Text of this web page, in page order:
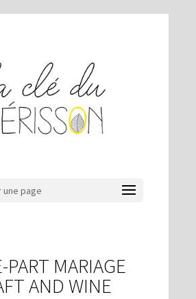
page
PART MARIAGE
AND WINE